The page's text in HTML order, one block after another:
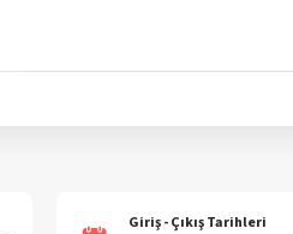
Giriş - Çıkış Tarihleri